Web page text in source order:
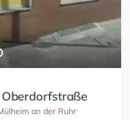
an der Ruhr